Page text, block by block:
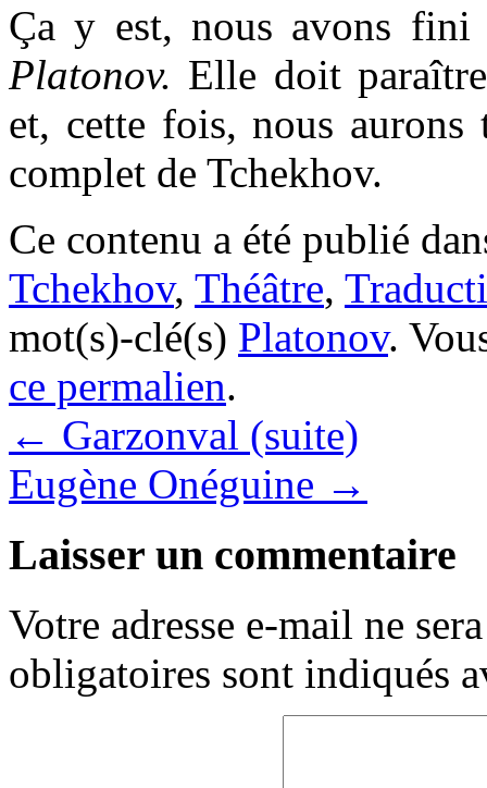
Ça y est, nous avons
Platonov. Elle doit
et, cette fois, nous
complet de Tchekhov.
Ce contenu a été publié
Tchekhov, Théâtre,
mot(s)-clé(s) Platonov.
ce permalien.
← Garzonval (suite)
Eugène Onéguine →
Laisser un commentaire
Votre adresse e-mail ne
obligatoires sont indiqués